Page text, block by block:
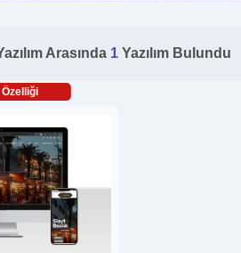
Arasında 1 Yazılım Bulundu